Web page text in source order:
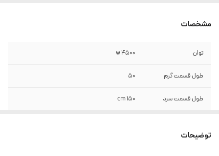
مشخصات
توان 4500 w
طول قسمت گرم 50
طول قسمت سرد 150 cm
توضیحات